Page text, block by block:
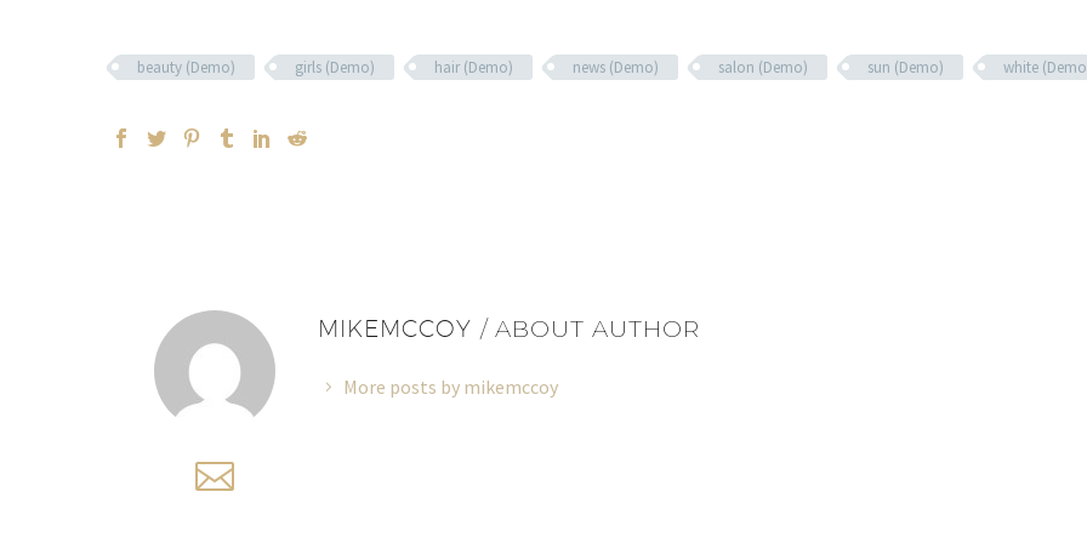
beauty (Demo) girls (Demo) hair (Demo) news (Demo) salon (Demo) sun (Demo) white
MIKEMCCOY / ABOUT AUTHOR
More posts by mikemccoy